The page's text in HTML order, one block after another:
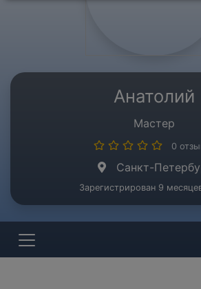
Анатолий
Мастер
0
Санкт-
Зарегистрирован 9